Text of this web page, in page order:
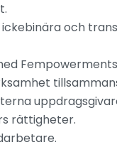
och
rättigheter.